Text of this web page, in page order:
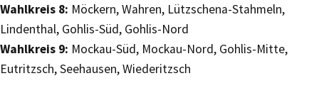
Wahlkreis 8: Möckern, Wahren, Lützschena-Stahmeln,
Lindenthal, Gohlis-Süd, Gohlis-Nord
Wahlkreis 9: Mockau-Süd, Mockau-Nord, Gohlis-Mitte,
Eutritzsch, Seehausen, Wiederitzsch